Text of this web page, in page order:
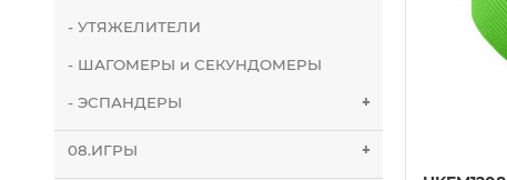
- УТЯЖЕЛИТЕЛИ
- ШАГОМЕРЫ и СЕКУНДОМЕРЫ
- ЭСПАНДЕРЫ +
08.ИГРЫ +